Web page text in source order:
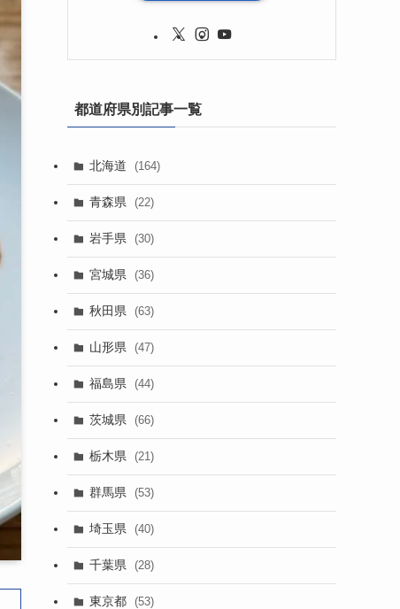
都道府県別記事一覧
北海道 (164)
青森県 (22)
岩手県 (30)
宮城県 (36)
秋田県 (63)
山形県 (47)
福島県 (44)
茨城県 (66)
栃木県 (21)
群馬県 (53)
埼玉県 (40)
千葉県 (28)
東京都 (53)